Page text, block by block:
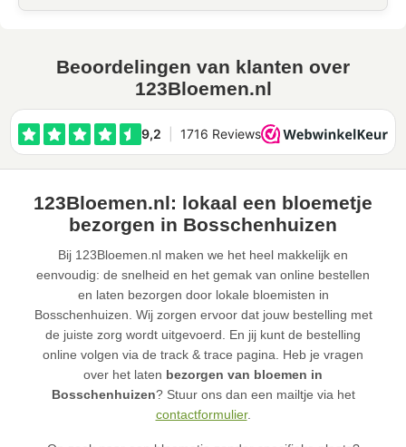
Beoordelingen van klanten over
123Bloemen.nl
123Bloemen.nl: lokaal een bloemetje
bezorgen in Bosschenhuizen
Bij 123Bloemen.nl maken we het heel makkelijk en
eenvoudig: de snelheid en het gemak van online bestellen
en laten bezorgen door lokale bloemisten in
Bosschenhuizen. Wij zorgen ervoor dat jouw bestelling met
de juiste zorg wordt uitgevoerd. En jij kunt de bestelling
online volgen via de track & trace pagina. Heb je vragen
over het laten bezorgen van bloemen in
Bosschenhuizen? Stuur ons dan een mailtje via het
contactformulier.